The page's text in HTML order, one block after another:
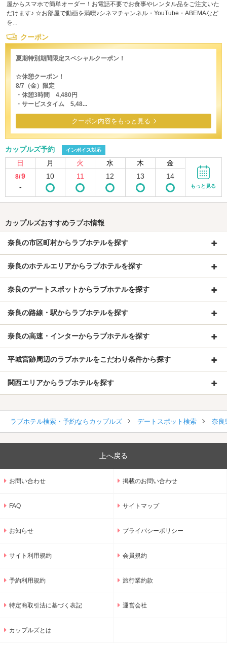
屋からスマホで簡単オーダー！お電話不要でお食事やレンタル品をご注文いた
だけます♪ ☆お部屋で動画を満喫♪シネマチャンネル・YouTube・ABEMAなど
を...
クーポン
夏期特別期間限定スペシャルクーポン！
☆休憩クーポン！
8/7（金）限定
・休憩3時間 4,480円
・サービスタイム 5,48...
クーポン内容をもっと見る
カップルズ予約 インボイス対応
日 月 火 水 木 金
8/9
-
10 11 12 13 14
もっと見る
カップルズおすすめラブホ情報
奈良の市区町村からラブホテルを探す
奈良のホテルエリアからラブホテルを探す
奈良のデートスポットからラブホテルを探す
奈良の路線・駅からラブホテルを探す
奈良の高速・インターからラブホテルを探す
平城宮跡周辺のラブホテルをこだわり条件から探す
関西エリアからラブホテルを探す
ラブホテル検索・予約ならカップルズ デートスポット検索 奈良
上へ戻る
お問い合わせ 掲載のお問い合わせ
FAQ サイトマップ
お知らせ プライバシーポリシー
サイト利用規約 会員規約
予約利用規約 旅行業約款
特定商取引法に基づく表記 運営会社
カップルズとは